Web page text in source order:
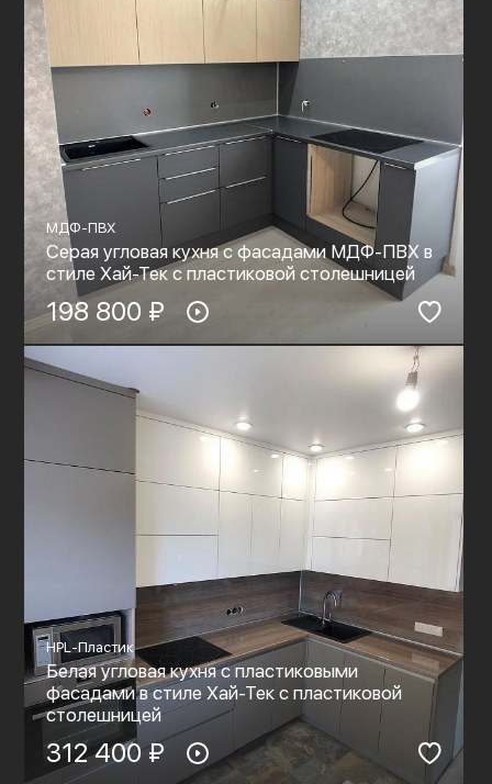
МДФ-ПВХ
Серая угловая кухня с фасадами МДФ-ПВХ в
стиле Хай-Тек с пластиковой столешницей
198 800 ₽
HPL-Пластик
Белая угловая кухня с пластиковыми
фасадами в стиле Хай-Тек с пластиковой
столешницей
312 400 ₽